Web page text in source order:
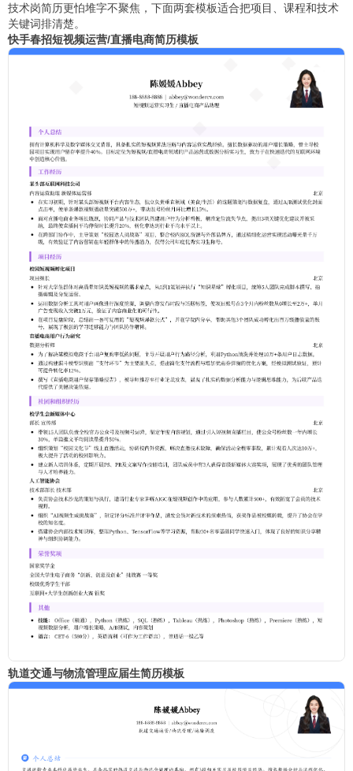
技术岗简历更怕堆字不聚焦，下面两套模板适合把项目、课程和技术
关键词排清楚。
快手春招短视频运营/直播电商简历模板
轨道交通与物流管理应届生简历模板